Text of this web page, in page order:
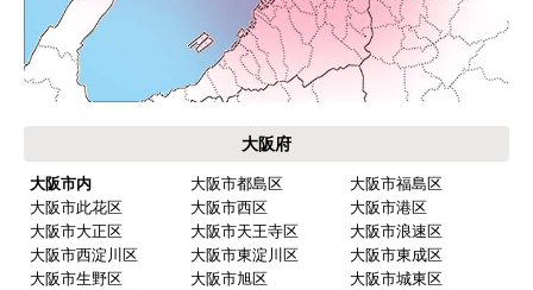
大阪府
大阪市内 大阪市都島区
大阪市福島区
大阪市此花区
大阪市西区
大阪市港区
大阪市大正区
大阪市天王寺区
大阪市浪速区
大阪市西淀川区
大阪市東淀川区
大阪市東成区
大阪市生野区
大阪市旭区
大阪市城東区